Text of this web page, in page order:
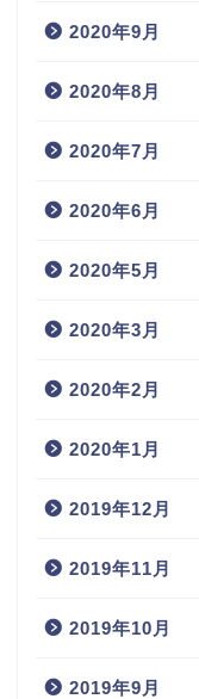
2020年9月
2020年8月
2020年7月
2020年6月
2020年5月
2020年3月
2020年2月
2020年1月
2019年12月
2019年11月
2019年10月
2019年9月